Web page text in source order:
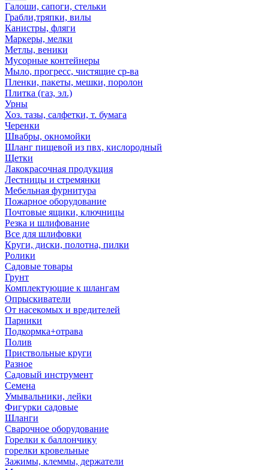
Галоши, сапоги, стельки
Грабли,тряпки, вилы
Канистры, фляги
Маркеры, мелки
Метлы, веники
Мусорные контейнеры
Мыло, прогресс, чистящие ср-ва
Пленки, пакеты, мешки, поролон
Плитка (газ, эл.)
Урны
Хоз. тазы, салфетки, т. бумага
Черенки
Швабры, окномойки
Шланг пищевой из пвх, кислородный
Щетки
Лакокрасочная продукция
Лестницы и стремянки
Мебельная фурнитура
Пожарное оборудование
Почтовые ящики, ключницы
Резка и шлифование
Все для шлифовки
Круги, диски, полотна, пилки
Ролики
Садовые товары
Грунт
Комплектующие к шлангам
Опрыскиватели
От насекомых и вредителей
Парники
Подкормка+отрава
Полив
Приствольные круги
Разное
Садовый инструмент
Семена
Умывальники, лейки
Фигурки садовые
Шланги
Сварочное оборудование
Горелки к баллончику
горелки кровельные
Зажимы, клеммы, держатели